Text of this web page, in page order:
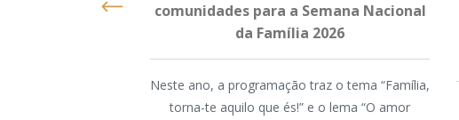
comunidades para a Semana Nacional
da Família 2026
Neste ano, a programação traz o tema “Família,
torna-te aquilo que és!” e o lema “O amor